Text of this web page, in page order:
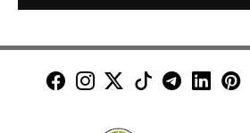
Minuto30 en
Minuto30 en
Minuto30 en X
Minuto30
Canal